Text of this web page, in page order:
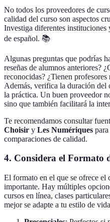
No todos los proveedores de
calidad del curso son aspectos
Investiga diferentes instituciones
de español. 📚
Algunas preguntas que podrías
reseñas de alumnos anteriores?
reconocidas? ¿Tienen
Además, verifica la duración del
la práctica. Un buen proveedor
sino que también facilitará la
Te recomendamos consultar
Choisir y Les Numériques
comparaciones de calidad.
4. Considera el Formato
El formato en el que se ofrece el
importante. Hay múltiples
cursos en línea, clases
mejor se adapte a tu estilo de